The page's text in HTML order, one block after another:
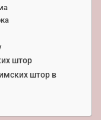
штор
штор в